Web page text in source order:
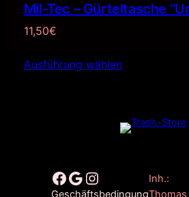
Mil-Tec – Gürteltasche
11,50€
Ausführung wählen
Facebook Google Instagram
Inh.:
Thomas